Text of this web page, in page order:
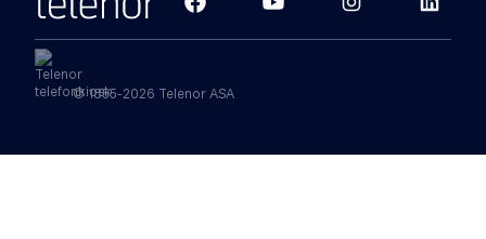
© 1855-2026 Telenor ASA